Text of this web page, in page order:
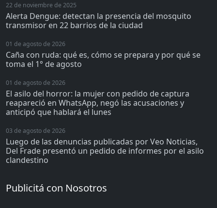
22 de noviembre de 2025
Alerta Dengue: detectan la presencia del mosquito
transmisor en 22 barrios de la ciudad
01 de agosto de 2026
Caña con ruda: qué es, cómo se prepara y por qué se
toma el 1° de agosto
01 de agosto de 2026
El asilo del horror: la mujer con pedido de captura
reapareció en WhatsApp, negó las acusaciones y
anticipó que hablará el lunes
03 de agosto de 2026
Luego de las denuncias publicadas por Veo Noticias,
Del Frade presentó un pedido de informes por el asilo
clandestino
Publicitá con Nosotros